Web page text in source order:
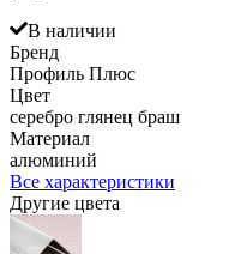
В наличии
Бренд
Профиль Плюс
Цвет
серебро глянец браш
Материал
алюминий
Все характеристики
Другие цвета